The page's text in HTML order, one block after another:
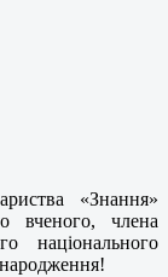
«Знання»
вченого, члена
національного
народження!